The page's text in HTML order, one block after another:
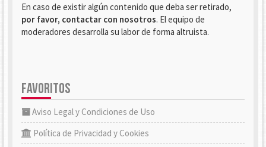
En caso de existir algún contenido que deba ser retirado,
por favor, contactar con nosotros. El equipo de
moderadores desarrolla su labor de forma altruista.
FAVORITOS
Aviso Legal y Condiciones de Uso
Política de Privacidad y Cookies